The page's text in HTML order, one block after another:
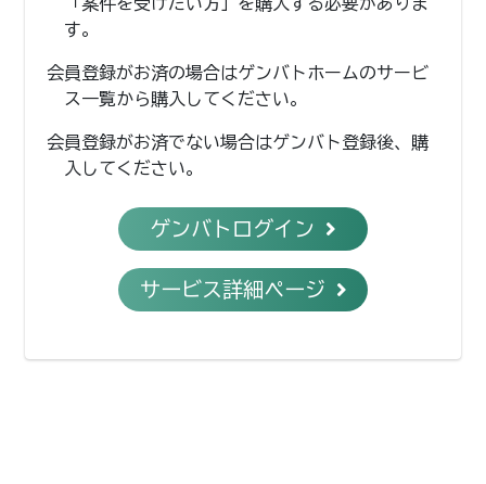
す。
会員登録がお済の場合はゲンバトホームのサービ
ス一覧から購入してください。
会員登録がお済でない場合はゲンバト登録後、購
入してください。
ゲンバトログイン
サービス詳細ページ